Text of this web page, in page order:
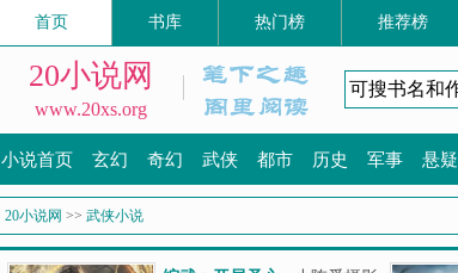
首页 书库 热门榜 推荐榜
20小说网
www.20xs.org
小说首页 玄幻 奇幻 武侠 都市 历史 军事 悬疑
20小说网 >> 武侠小说